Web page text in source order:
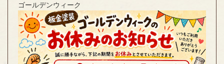
ゴールデンウィーク